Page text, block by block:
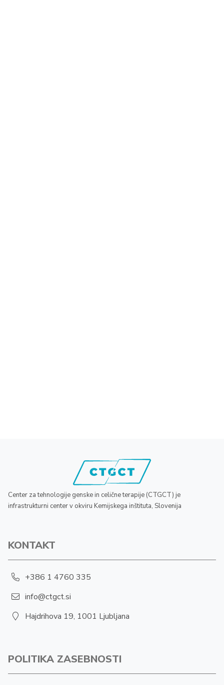
Center za tehnologije genske in celične terapije (CTGCT) je
infrastrukturni center v okviru Kemijskega inštituta, Slovenija
KONTAKT
+386 1 4760 335
info@ctgct.si
Hajdrihova 19, 1001 Ljubljana
POLITIKA ZASEBNOSTI